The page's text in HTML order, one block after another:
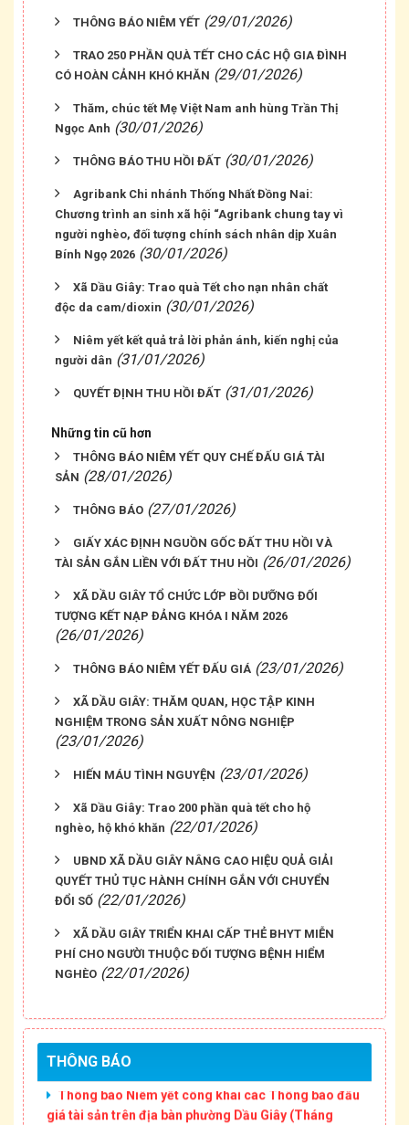
THÔNG BÁO NIÊM YẾT (29/01/2026)
TRAO 250 PHẦN QUÀ TẾT CHO CÁC HỘ GIA ĐÌNH
CÓ HOÀN CẢNH KHÓ KHĂN (29/01/2026)
Thăm, chúc tết Mẹ Việt Nam anh hùng Trần Thị
Ngọc Anh (30/01/2026)
THÔNG BÁO THU HỒI ĐẤT (30/01/2026)
Agribank Chi nhánh Thống Nhất Đồng Nai:
Chương trình an sinh xã hội “Agribank chung tay vì
người nghèo, đối tượng chính sách nhân dịp Xuân
Bính Ngọ 2026 (30/01/2026)
Xã Dầu Giây: Trao quà Tết cho nạn nhân chất
độc da cam/dioxin (30/01/2026)
Niêm yết kết quả trả lời phản ánh, kiến nghị của
người dân (31/01/2026)
QUYẾT ĐỊNH THU HỒI ĐẤT (31/01/2026)
Những tin cũ hơn
THÔNG BÁO NIÊM YẾT QUY CHẾ ĐẤU GIÁ TÀI
SẢN (28/01/2026)
THÔNG BÁO (27/01/2026)
GIẤY XÁC ĐỊNH NGUỒN GỐC ĐẤT THU HỒI VÀ
TÀI SẢN GẮN LIỀN VỚI ĐẤT THU HỒI (26/01/2026)
XÃ DẦU GIÂY TỔ CHỨC LỚP BỒI DƯỠNG ĐỐI
TƯỢNG KẾT NẠP ĐẢNG KHÓA I NĂM 2026
(26/01/2026)
THÔNG BÁO NIÊM YẾT ĐẤU GIÁ (23/01/2026)
XÃ DẦU GIÂY: THĂM QUAN, HỌC TẬP KINH
NGHIỆM TRONG SẢN XUẤT NÔNG NGHIỆP
(23/01/2026)
HIẾN MÁU TÌNH NGUYỆN (23/01/2026)
Xã Dầu Giây: Trao 200 phần quà tết cho hộ
nghèo, hộ khó khăn (22/01/2026)
UBND XÃ DẦU GIÂY NÂNG CAO HIỆU QUẢ GIẢI
QUYẾT THỦ TỤC HÀNH CHÍNH GẮN VỚI CHUYỂN
ĐỔI SỐ (22/01/2026)
XÃ DẦU GIÂY TRIỂN KHAI CẤP THẺ BHYT MIỄN
PHÍ CHO NGƯỜI THUỘC ĐỐI TƯỢNG BỆNH HIỂM
NGHÈO (22/01/2026)
THÔNG BÁO
Thông báo Niêm yết công khai thông tin mất Giấy
chứng nhận quyền sử dụng đất của ông Đỗ Thành
Kính và bà Trần Thị Yến
Thông báo Niêm yết công khai Văn bản phân chia
di sản thừa kế (Cập nhật tháng 08/2026).
Thông báo Niêm yết công khai các Thông báo đấu
giá tài sản trên địa bàn phường Dầu Giây (Tháng